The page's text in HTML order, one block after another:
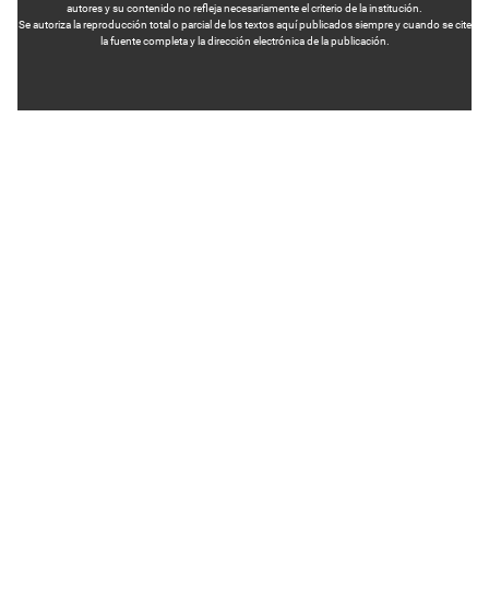
autores y su contenido no refleja necesariamente el criterio de la institución.
Se autoriza la reproducción total o parcial de los textos aquí publicados siempre y cuando se cite
la fuente completa y la dirección electrónica de la publicación.